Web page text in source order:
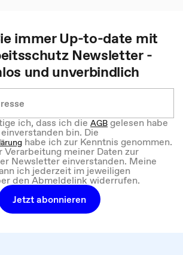
immer Up-to-date mit
Newsletter -
und unverbindlich
ich, dass ich dieAGBgelesen habe
bin. Die
habe ich zur Kenntnis genommen.
Verarbeitung meiner Daten zur
Newsletter einverstanden. Meine
ich jederzeit im jeweiligen
den Abmeldelink widerrufen.
Jetzt abonnieren